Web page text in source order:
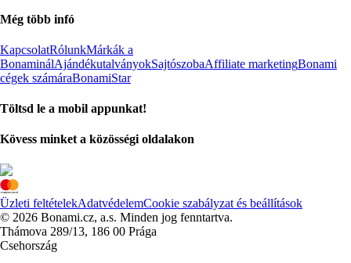
Még több infó
KapcsolatRólunkMárkák a
BonaminálAjándékutalványokSajtószobaAffiliate marketingBonami
cégek számáraBonamiStar
Töltsd le a mobil appunkat!
Kövess minket a közösségi oldalakon
Üzleti feltételekAdatvédelemCookie szabályzat és beállítások
© 2026 Bonami.cz, a.s. Minden jog fenntartva.
Thámova 289/13, 186 00 Prága
Csehország